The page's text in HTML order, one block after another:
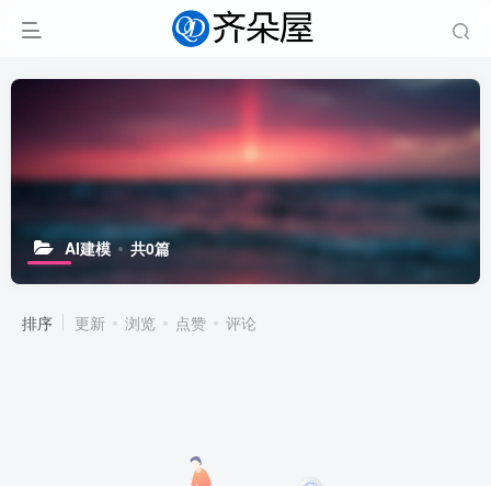
AI建模 共0篇
排序 更新 浏览 点赞 评论